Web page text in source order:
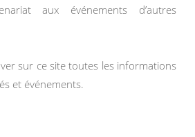
aux événements d’autres
sur ce site toutes les informations
et événements.